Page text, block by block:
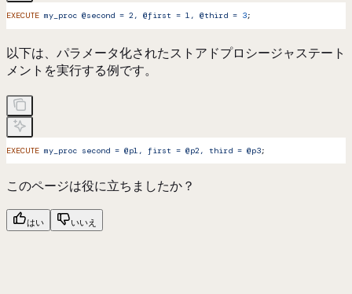
EXECUTE my_proc @second = 2, @first = 1, @third = 3;
以下は、パラメータ化されたストアドプロシージャステート
メントを実行する例です。
EXECUTE my_proc second = @p1, first = @p2, third = @p3;
このページは役に立ちましたか？
はい いいえ